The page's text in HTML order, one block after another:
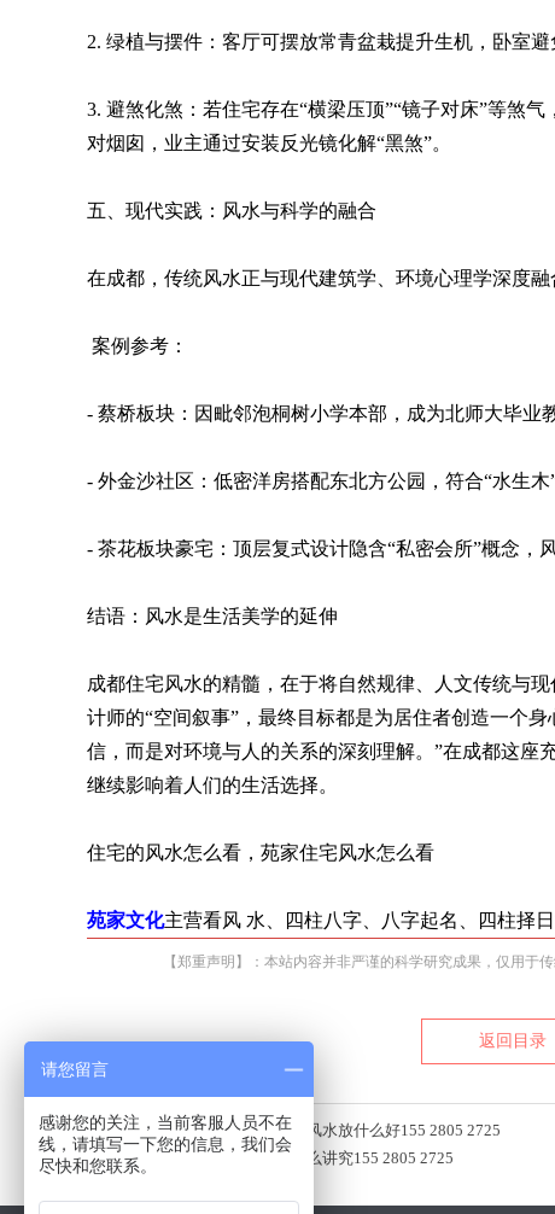
2. 绿植与摆件：客厅可摆放常青盆栽提升生机，卧室
3. 避煞化煞：若住宅存在“横梁压顶”“镜子对床”等煞
对烟囱，业主通过安装反光镜化解“黑煞”。
五、现代实践：风水与科学的融合
在成都，传统风水正与现代建筑学、环境心理学深度融
案例参考：
- 蔡桥板块：因毗邻泡桐树小学本部，成为北师大毕业
- 外金沙社区：低密洋房搭配东北方公园，符合“水生
- 茶花板块豪宅：顶层复式设计隐含“私密会所”概念，
结语：风水是生活美学的延伸
成都住宅风水的精髓，在于将自然规律、人文传统与
计师的“空间叙事”，最终目标都是为居住者创造一个
信，而是对环境与人的关系的深刻理解。”在成都这座
继续影响着人们的生活选择。
住宅的风水怎么看，苑家住宅风水怎么看
苑家文化主营看风 水、四柱八字、八字起名、四柱择日
【郑重声明】：本站内容并非严谨的科学研究成果，仅用于
返回目录
上一篇： 成都，住宅的西南方位风水放什么好155 2805 2725
下一篇： 成都，住宅的风水有什么讲究155 2805 2725
请您留言
感谢您的关注，当前客服人员不在
线，请填写一下您的信息，我们会
尽快和您联系。